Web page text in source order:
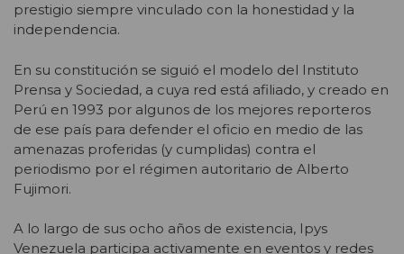
prestigio siempre vinculado con la honestidad y la
independencia.
En su constitución se siguió el modelo del Instituto
Prensa y Sociedad, a cuya red está afiliado, y creado en
Perú en 1993 por algunos de los mejores reporteros
de ese país para defender el oficio en medio de las
amenazas proferidas (y cumplidas) contra el
periodismo por el régimen autoritario de Alberto
Fujimori.
A lo largo de sus ocho años de existencia, Ipys
Venezuela participa activamente en eventos y redes